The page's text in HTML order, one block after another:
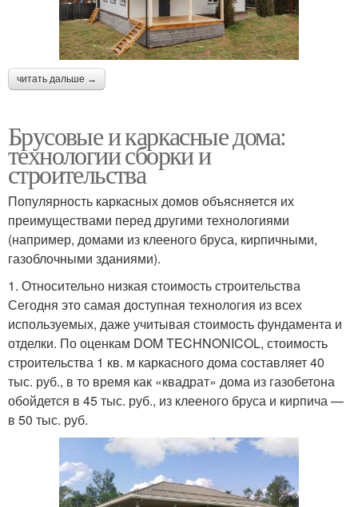
читать дальше →
Брусовые и каркасные дома:
технологии сборки и
строительства
Популярность каркасных домов объясняется их
преимуществами перед другими технологиями
(например, домами из клееного бруса, кирпичными,
газоблочными зданиями).
1. Относительно низкая стоимость строительства
Сегодня это самая доступная технология из всех
используемых, даже учитывая стоимость фундамента и
отделки. По оценкам DOM TECHNONICOL, стоимость
строительства 1 кв. м каркасного дома составляет 40
тыс. руб., в то время как «квадрат» дома из газобетона
обойдется в 45 тыс. руб., из клееного бруса и кирпича —
в 50 тыс. руб.